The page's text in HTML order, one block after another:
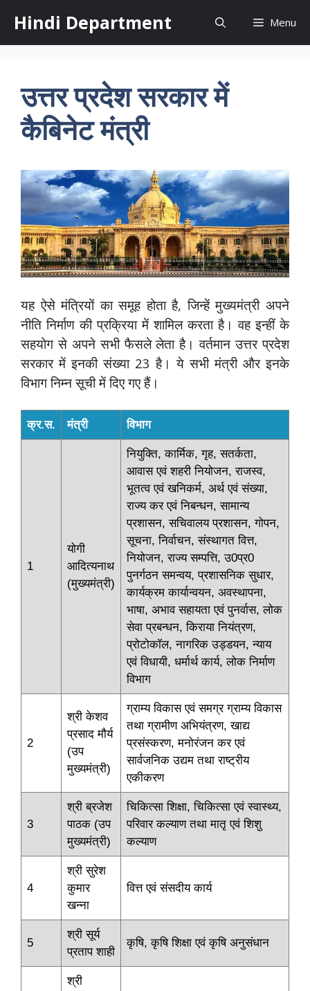
content
Hindi Department Menu
उत्तर प्रदेश सरकार में
कैबिनेट मंत्री
यह ऐसे मंत्रियों का समूह होता है, जिन्हें मुख्यमंत्री अपने
नीति निर्माण की प्रक्रिया में शामिल करता है। वह इन्हीं के
सहयोग से अपने सभी फैसले लेता है। वर्तमान उत्तर प्रदेश
सरकार में इनकी संख्या 23 है। ये सभी मंत्री और इनके
विभाग निम्न सूची में दिए गए हैं।
क्र.स. मंत्री विभाग
1
योगी
आदित्यनाथ
(मुख्यमंत्री)
नियुक्ति, कार्मिक, गृह, सतर्कता,
आवास एवं शहरी नियोजन, राजस्व,
भूतत्व एवं खनिकर्म, अर्थ एवं संख्या,
राज्य कर एवं निबन्धन, सामान्य
प्रशासन, सचिवालय प्रशासन, गोपन,
सूचना, निर्वाचन, संस्थागत वित्त,
नियोजन, राज्य सम्पत्ति, उ0प्र0
पुनर्गठन समन्वय, प्रशासनिक सुधार,
कार्यक्रम कार्यान्वयन, अवस्थापना,
भाषा, अभाव सहायता एवं पुनर्वास, लोक
सेवा प्रबन्धन, किराया नियंत्रण,
प्रोटोकॉल, नागरिक उड्डयन, न्याय
एवं विधायी, धर्मार्थ कार्य, लोक निर्माण
विभाग
2
श्री केशव
प्रसाद मौर्य
(उप
मुख्यमंत्री)
ग्राम्य विकास एवं समग्र ग्राम्य विकास
तथा ग्रामीण अभियंत्रण, खाद्य
प्रसंस्करण, मनोरंजन कर एवं
सार्वजनिक उद्यम तथा राष्ट्रीय
एकीकरण
3
श्री ब्रजेश
पाठक (उप
मुख्यमंत्री)
चिकित्सा शिक्षा, चिकित्सा एवं स्वास्थ्य,
परिवार कल्याण तथा मातृ एवं शिशु
कल्याण
4
श्री सुरेश
कुमार
खन्ना
वित्त एवं संसदीय कार्य
5
श्री सूर्य
प्रताप शाही
कृषि, कृषि शिक्षा एवं कृषि अनुसंधान
श्री